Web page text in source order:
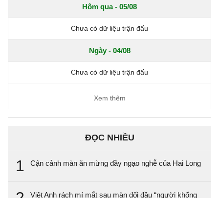
Hôm qua - 05/08
Chưa có dữ liệu trận đấu
Ngày - 04/08
Chưa có dữ liệu trận đấu
Xem thêm
ĐỌC NHIỀU
1 Cận cảnh màn ăn mừng đầy ngạo nghễ của Hai Long
Việt Anh rách mí mắt sau màn đối đầu “người khổng